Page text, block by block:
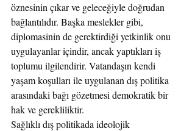
öznesinin çıkar ve geleceğiyle doğrudan
bağlantılıdır. Başka meslekler gibi,
diplomasinin de gerektirdiği yetkinlik onu
uygulayanlar içindir, ancak yaptıkları iş
toplumu ilgilendirir. Vatandaşın kendi
yaşam koşulları ile uygulanan dış politika
arasındaki bağı gözetmesi demokratik bir
hak ve gerekliliktir.
Sağlıklı dış politikada ideolojik